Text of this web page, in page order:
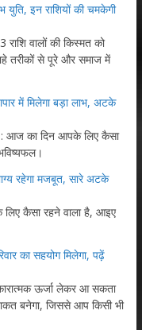
युति, इन राशियों की चमकेगी
वालों की किस्मत को
तरीकों से पूरे और समाज में
में मिलेगा बड़ा लाभ, अटके
का दिन आपके लिए कैसा
रहेगा मजबूत, सारे अटके
कैसा रहने वाला है, आइए
का सहयोग मिलेगा, पढ़ें
ऊर्जा लेकर आ सकता
बनेगा, जिससे आप किसी भी